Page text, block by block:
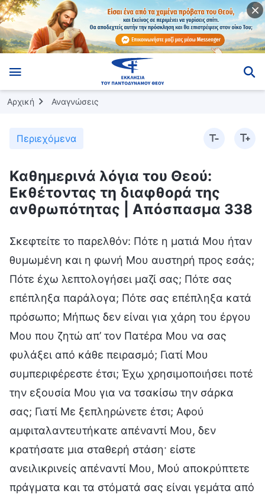
Αρχική Αναγνώσεις
Περιεχόμενα
Καθημερινά λόγια του Θεού:
Εκθέτοντας τη διαφθορά της
ανθρωπότητας | Απόσπασμα 338
Σκεφτείτε το παρελθόν: Πότε η ματιά Μου ήταν
θυμωμένη και η φωνή Μου αυστηρή προς εσάς;
Πότε έχω λεπτολογήσει μαζί σας; Πότε σας
επέπληξα παράλογα; Πότε σας επέπληξα κατά
πρόσωπο; Μήπως δεν είναι για χάρη του έργου
Μου που ζητώ απ’ τον Πατέρα Μου να σας
φυλάξει από κάθε πειρασμό; Γιατί Μου
συμπεριφέρεστε έτσι; Έχω χρησιμοποιήσει ποτέ
την εξουσία Μου για να τσακίσω την σάρκα
σας; Γιατί Με ξεπληρώνετε έτσι; Αφού
αμφιταλαντευτήκατε απέναντί Μου, δεν
κρατήσατε μια σταθερή στάση· είστε
ανειλικρινείς απέναντί Μου, Μού αποκρύπτετε
πράγματα και τα στόματά σας είναι γεμάτα από